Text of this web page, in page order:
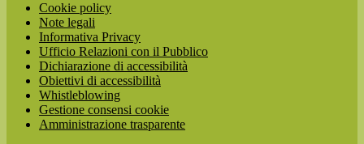
Cookie policy
Note legali
Informativa Privacy
Ufficio Relazioni con il Pubblico
Dichiarazione di accessibilità
Obiettivi di accessibilità
Whistleblowing
Gestione consensi cookie
Amministrazione trasparente